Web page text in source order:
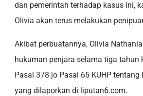
dan pemerintah terhadap kasus ini,
Olivia akan terus melakukan
Akibat perbuatannya, Olivia
hukuman penjara selama tiga tahun
Pasal 378 jo Pasal 65 KUHP tentang
yang dilaporkan di liputan6.com.